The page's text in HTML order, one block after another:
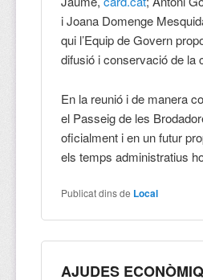
i Joana Domenge
qui l’Equip de Govern
difusió i conservació de la
En la reunió i de manera
el Passeig de les
oficialment i en un futur
els temps administratius
Publicat dins de Local
AJUDES